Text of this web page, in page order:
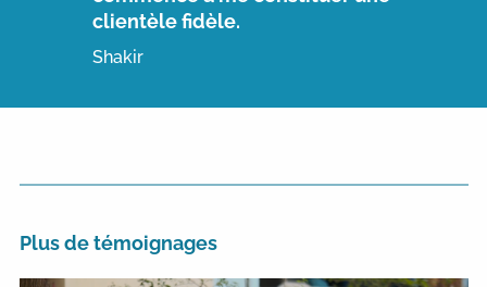
clientèle fidèle.
Shakir
Plus de témoignages